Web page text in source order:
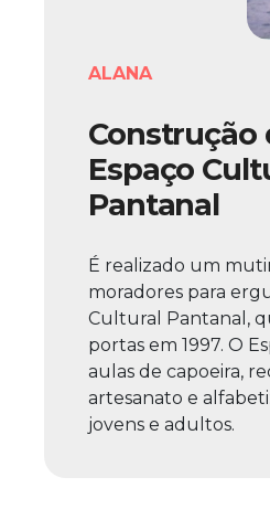
ALANA
Construção
Espaço
Pantanal
É realizado um
moradores para
Cultural Pantanal,
portas em 1997. O
aulas de capoeira,
artesanato e
jovens e adultos.